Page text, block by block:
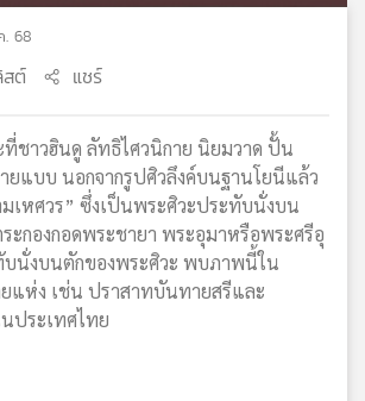
. 68
สต์ แชร์
ที่ชาวฮินดู ลัทธิไศวนิกาย นิยมวาด ปั้น
ยแบบ นอกจากรูปศิวลึงค์บนฐานโยนีแล้ว
เหศวร” ซึ่งเป็นพระศิวะประทับนั่งบน
ะกองกอดพระชายา พระอุมาหรือพระศรีอุ
บนั่งบนตักของพระศิวะ พบภาพนี้ใน
แห่ง เช่น ปราสาทบันทายสรีและ
ประเทศไทย